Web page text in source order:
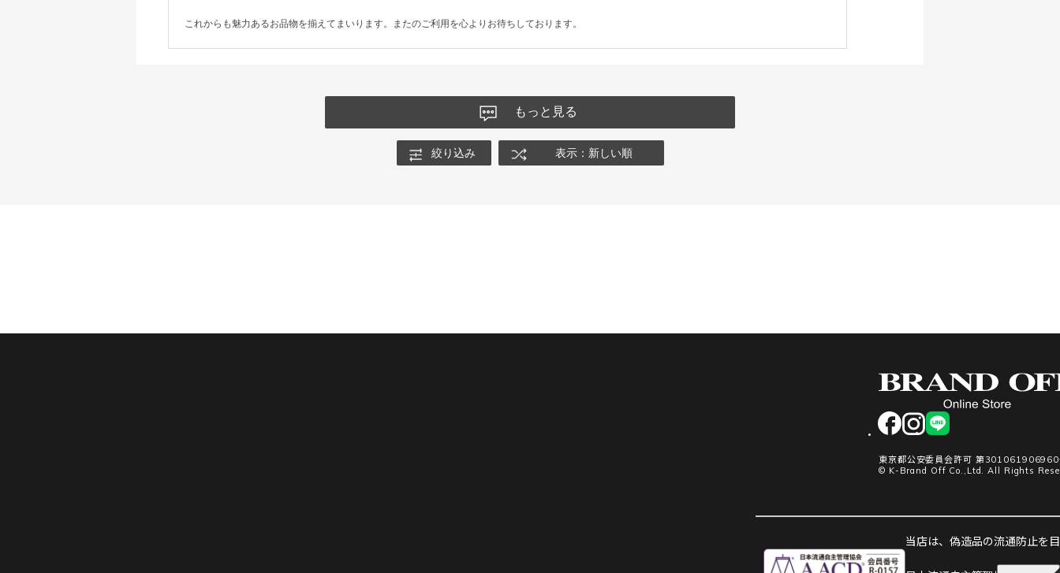
これからも魅力あるお品物を揃えてまいります。またのご利用を心よりお待ちしております。
もっと見る
絞り込み 表示：新しい順
facebookinstagram
LINE
東京都公安委員会許可 第
© K-Brand Off Co.,Ltd. All Rights
当店は、偽造品の流通防止を